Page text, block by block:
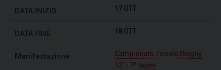
17 OTT
18 OTT
Campionato Zonale Dinghy
12' - 7^ tappa